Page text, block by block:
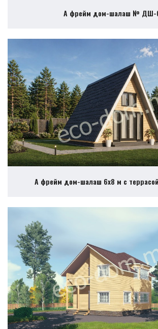
А фрейм дом-шалаш № ДШ-
А фрейм дом-шалаш 6х8 м с